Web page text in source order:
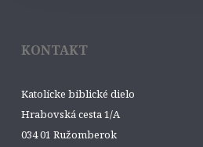
KONTAKT
Katolícke biblické dielo
Hrabovská cesta 1/A
034 01 Ružomberok